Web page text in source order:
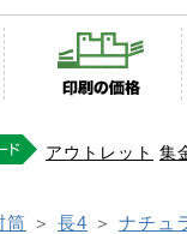
アウトレット 集
筒 ＞ 長4 ＞ ナチュ